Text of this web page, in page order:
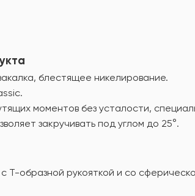
блестящее никелирование.
моментов без усталости,
закручивать под углом до 25°.
образной рукояткой и со